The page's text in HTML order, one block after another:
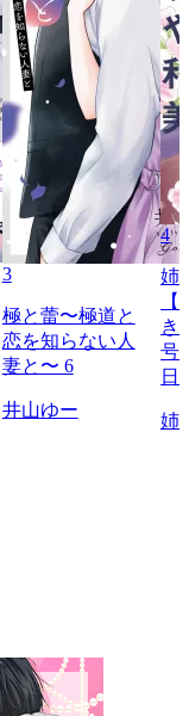
3
極と蕾〜極道と
恋を知らない人
妻と〜 6
井山ゆー
4
姉
き
号
日
姉